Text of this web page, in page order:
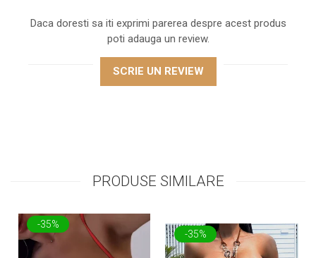
Daca doresti sa iti exprimi parerea despre acest produs
poti adauga un review.
SCRIE UN REVIEW
PRODUSE SIMILARE
-35%
-35%